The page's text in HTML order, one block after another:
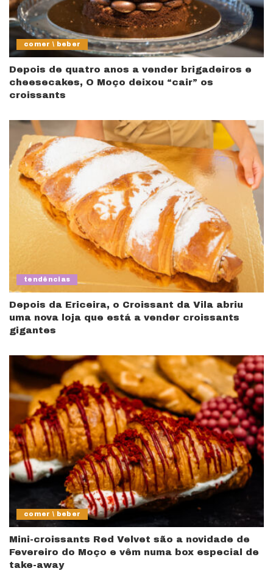
comer \ beber
Depois de quatro anos a vender brigadeiros e
cheesecakes, O Moço deixou “cair” os
croissants
tendências
Depois da Ericeira, o Croissant da Vila abriu
uma nova loja que está a vender croissants
gigantes
comer \ beber
Mini-croissants Red Velvet são a novidade de
Fevereiro do Moço e vêm numa box especial de
take-away